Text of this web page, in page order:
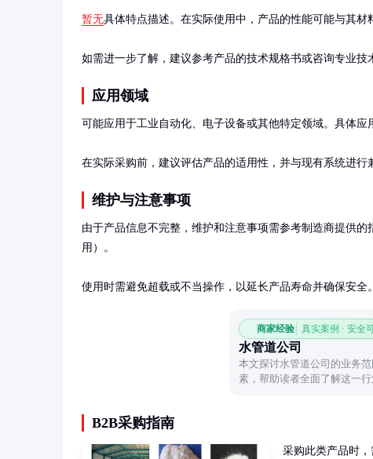
暂无具体特点描述。在实际使用中，产品的性能可能与其材
如需进一步了解，建议参考产品的技术规格书或咨询专业技
应用领域
可能应用于工业自动化、电子设备或其他特定领域。具体应
在实际采购前，建议评估产品的适用性，并与现有系统进行
维护与注意事项
由于产品信息不完整，维护和注意事项需参考制造商提供
用）。
使用时需避免超载或不当操作，以延长产品寿命并确保安全。
商家经验 真实案例 · 安全
水管道公司
本文探讨水管道公司的业务
素，帮助读者全面了解这一行
B2B采购指南
采购此类产品时